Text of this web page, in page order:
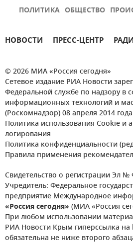
ПОЛИТИКА ОБЩЕСТВО
НОВОСТИ ПРЕСС-ЦЕНТР
© 2026 МИА «Россия сегодня»
Сетевое издание РИА Новости
Федеральной службе по надзору в
информационных технологий и
(Роскомнадзор) 08 апреля 2014
Политика использования Cookie и
логирования
Политика конфиденциальности
Правила применения
Свидетельство о регистрации Эл №
Учредитель: Федеральное
предприятие Международное
«Россия сегодня» (МИА «Россия
При любом использовании
РИА Новости Крым гиперссылка
обязательна не ниже второго